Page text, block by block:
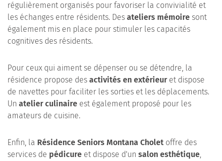
régulièrement organisés pour favoriser la convivialité et
les échanges entre résidents. Des ateliers mémoire sont
également mis en place pour stimuler les capacités
cognitives des résidents.
Pour ceux qui aiment se dépenser ou se détendre, la
résidence propose des activités en extérieuret dispose
de navettes pour faciliter les sorties et les déplacements.
Un atelier culinaire est également proposé pour les
amateurs de cuisine.
Enfin, la Résidence Seniors Montana Cholet offre des
services de pédicure et dispose d'un salon esthétique,